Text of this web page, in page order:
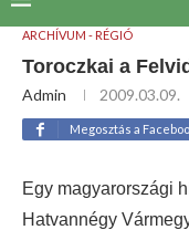
ARCHÍVUM - RÉGIÓ
Toroczkai a
Admin 2009.03.09.
Megosztás a
Egy magyarországi
Hatvannégy